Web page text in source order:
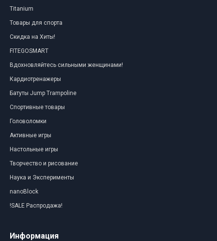
Titanium
Товары для спорта
Скидка на Хиты!
FITEGOSMART
Вдохновляйтесь сильными женщинами!
Кардиотренажеры
Батуты Jump Trampoline
Спортивные товары
Головоломки
Активные игры
Настольные игры
Творчество и рисование
Наука и Эксперименты
nanoBlock
!SALE Распродажа!
Информация